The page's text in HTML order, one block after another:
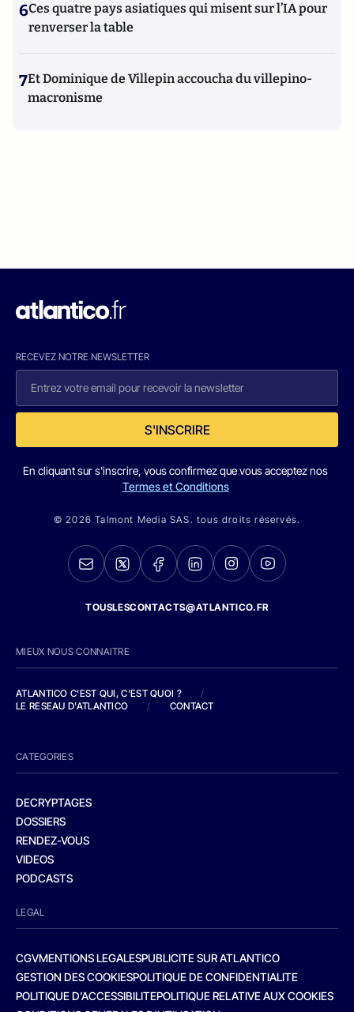
6Ces quatre pays asiatiques qui misent sur l’IA pour
renverser la table
7Et Dominique de Villepin accoucha du villepino-
macronisme
RECEVEZ NOTRE NEWSLETTER
S'INSCRIRE
En cliquant sur s'inscrire, vous confirmez que vous acceptez nos
Termes et Conditions
© 2026 Talmont Media SAS. tous droits réservés.
TOUSLESCONTACTS@ATLANTICO.FR
MIEUX NOUS CONNAITRE
ATLANTICO C'EST QUI, C'EST QUOI ?
/
LE RESEAU D'ATLANTICO
/ CONTACT
CATEGORIES
DECRYPTAGES
DOSSIERS
RENDEZ-VOUS
VIDEOS
PODCASTS
LEGAL
CGVMENTIONS LEGALESPUBLICITE SUR ATLANTICO
GESTION DES COOKIESPOLITIQUE DE CONFIDENTIALITE
POLITIQUE D’ACCESSIBILITEPOLITIQUE RELATIVE AUX COOKIES